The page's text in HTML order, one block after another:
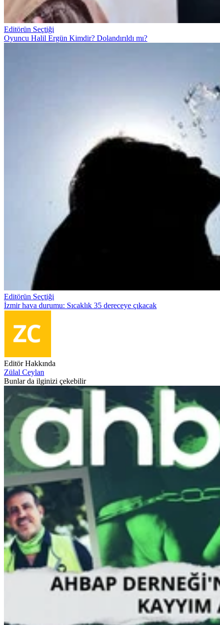
Editörün Seçtiği
Oyuncu Halil Ergün Kimdir? Dolandırıldı mı?
Editörün Seçtiği
İzmir hava durumu: Sıcaklık 35 dereceye çıkacak
Editör Hakkında
Zülal Ceylan
Bunlar da ilginizi çekebilir